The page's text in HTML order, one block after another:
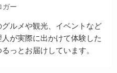
ガー
ルメや観光、イベントなど
が実際に出かけて体験した
っとお届けしています。